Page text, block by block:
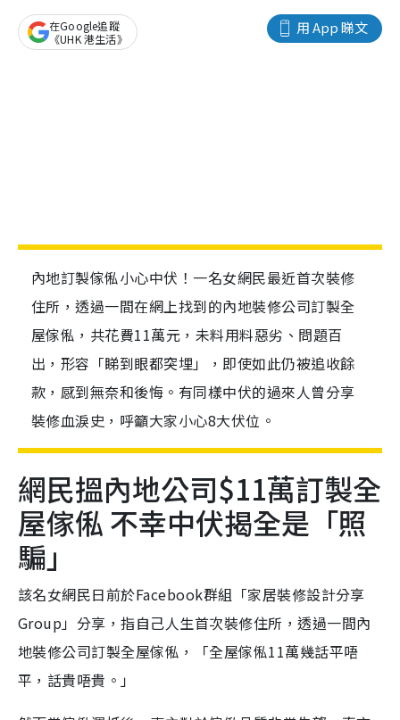
用 App 睇文
在Google追蹤
《UHK 港生活》
內地訂製傢俬小心中伏！一名女網民最近首次裝修
住所，透過一間在網上找到的內地裝修公司訂製全
屋傢俬，共花費11萬元，未料用料惡劣、問題百
出，形容「睇到眼都突埋」，即使如此仍被追收餘
款，感到無奈和後悔。有同樣中伏的過來人曾分享
裝修血淚史，呼籲大家小心8大伏位。
網民搵內地公司$11萬訂製全
屋傢俬 不幸中伏揭全是「照
騙」
該名女網民日前於Facebook群組「家居裝修設計分享
Group」分享，指自己人生首次裝修住所，透過一間內
地裝修公司訂製全屋傢俬，「全屋傢俬11萬幾話平唔
平，話貴唔貴。」